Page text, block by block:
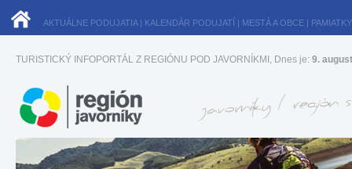
AKTUÁLNE PODUJATIA| KALENDÁR PODUJATÍ | MESTÁ A OBCE | PAMIATKY
TURISTICKÝ INFOPORTÁL Z REGIÓNU POD JAVORNÍKMI, Dnes je: 9.